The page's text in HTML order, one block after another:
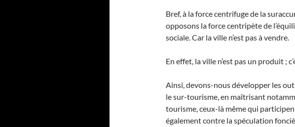
Bref, à la force centrifuge de la
opposons la force centripète de
sociale. Car la ville n’est pas à vendre.
En effet, la ville n’est pas un produit ;
Ainsi, devons-nous développer les
le sur-tourisme, en maîtrisant
tourisme, ceux-là même qui
également contre la spéculation